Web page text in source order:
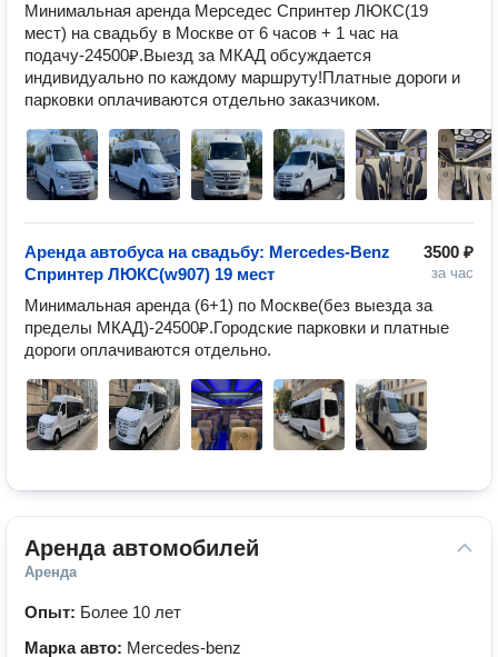
Минимальная аренда Мерседес Спринтер ЛЮКС(19
мест) на свадьбу в Москве от 6 часов + 1 час на
подачу-24500₽.Выезд за МКАД обсуждается
индивидуально по каждому маршруту!Платные дороги и
парковки оплачиваются отдельно заказчиком.
3500 ₽
за час
Аренда автобуса на свадьбу: Mercedes-Benz
Спринтер ЛЮКС(w907) 19 мест
Минимальная аренда (6+1) по Москве(без выезда за
пределы МКАД)-24500₽.Городские парковки и платные
дороги оплачиваются отдельно.
Аренда автомобилей
Аренда
Опыт: Более 10 лет
Марка авто: Mercedes-benz